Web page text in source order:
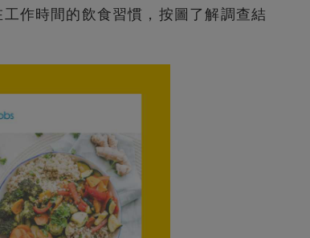
作時間的飲食習慣，按圖了解調查結